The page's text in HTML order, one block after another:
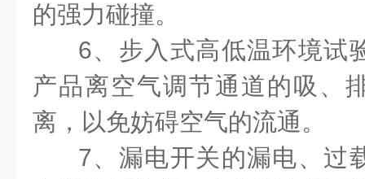
的强力碰撞。
6、步入式高低温环境试
产品离空气调节通道的吸、
离，以免妨碍空气的流通。
7、漏电开关的漏电、过